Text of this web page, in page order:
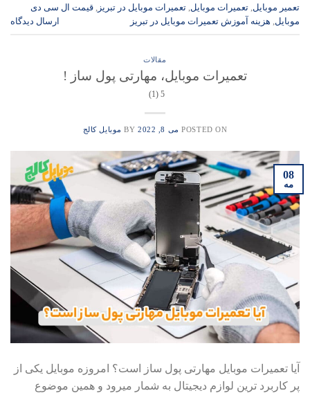
تعمیر موبایل, تعمیرات موبایل, تعمیرات موبایل در تبریز , قیمت ال سی دی
موبایل, هزینه آموزش تعمیرات موبایل در تبریز ارسال دیدگاه
مقالات
تعمیرات موبایل، مهارتی پول ساز !
5 (1)
POSTED ON می 8, 2022 BY موبایل کالج
08
مه
آیا تعمیرات موبایل مهارتی پول ساز است؟ امروزه موبایل یکی از
پر کاربرد ترین لوازم دیجیتال به شمار میرود و همین موضوع